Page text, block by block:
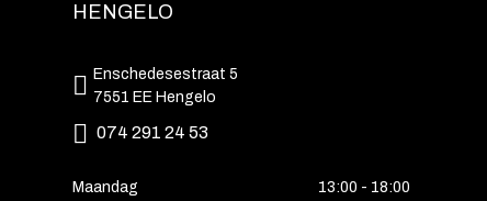
HENGELO
Enschedesestraat 5
7551 EE Hengelo
074 291 24 53
Maandag 13:00 - 18:00